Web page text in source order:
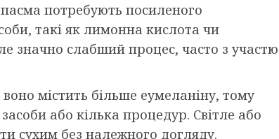
потребують посиленого
такі як лимонна кислота чи
значно слабший процес, часто з участю
містить більше еумеланіну, тому
або кілька процедур. Світле або
сухим без належного догляду.